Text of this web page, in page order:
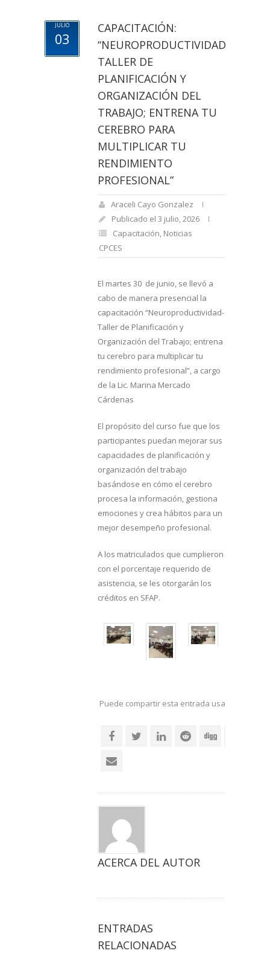
JULIO
03
CAPACITACIÓN:
“NEUROPRODUCTIVIDAD-
TALLER DE
PLANIFICACIÓN Y
ORGANIZACIÓN DEL
TRABAJO; ENTRENA TU
CEREBRO PARA
MULTIPLICAR TU
RENDIMIENTO
PROFESIONAL”
Araceli Cayo Gonzalez
Publicado el 3 julio, 2026
Capacitación Noticias
CPCES
El martes 30 de junio, se llevó a
cabo de manera presencial la
capacitación “Neuroproductividad-
Taller de Planificación y
Organización del Trabajo; entrena
tu cerebro para multiplicar tu
rendimiento profesional”, a cargo
de la Lic. Marina Mercado
Cárdenas
El propósito del curso fue que los
participantes puedan mejorar sus
capacidades de planificación y
organización del trabajo
basándose en cómo el cerebro
procesa la información, gestiona
emociones y crea hábitos para un
mejor desempeño profesional.
A los matriculados que cumplieron
con el porcentaje requerido de
asistencia, se les otorgarán los
créditos en SFAP.
Puede compartir esta entrada usando sus
ACERCA DEL AUTOR
ENTRADAS
RELACIONADAS